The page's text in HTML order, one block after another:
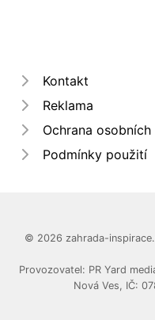
Kontakt
Reklama
Ochrana osobních
Podmínky použití
© 2026 zahrada-
Provozovatel: PR Yard
Nová Ves, IČ: